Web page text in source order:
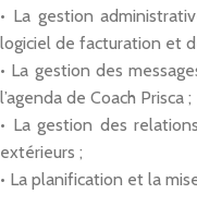
• La gestion
logiciel de facturation et
• La gestion des
l’agenda de Coach Prisca ;
• La gestion des
extérieurs ;
• La planification et la